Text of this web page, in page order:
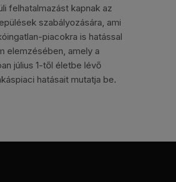
felhatalmazást kapnak az
szabályozására, ami
piacokra is hatással
elemzésében, amely a
július 1-től életbe lévő
hatásait mutatja be.